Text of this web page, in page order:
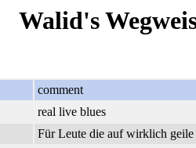
Walid's
comment
real live blues
Für Leute die auf wirklich